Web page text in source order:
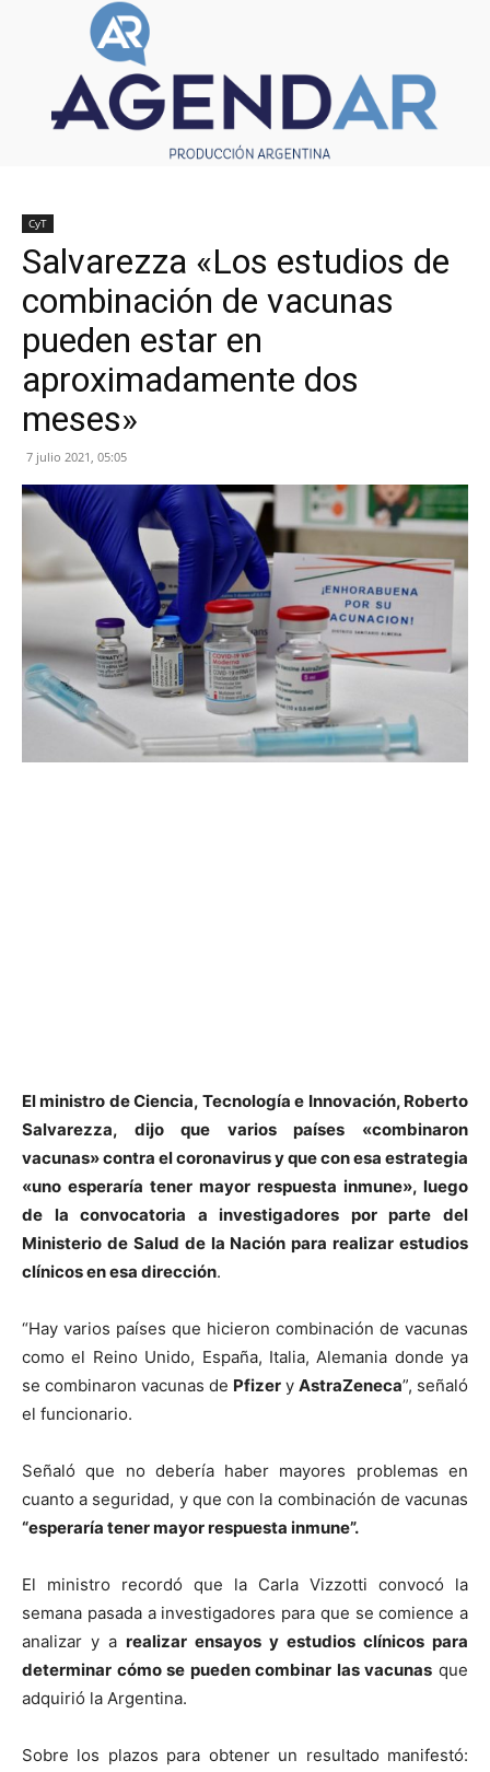
CyT
Salvarezza «Los estudios de
combinación de vacunas
pueden estar en
aproximadamente dos
meses»
7 julio 2021, 05:05
El ministro de Ciencia, Tecnología e Innovación, Roberto
Salvarezza, dijo que varios países «combinaron
vacunas» contra el coronavirus y que con esa estrategia
«uno esperaría tener mayor respuesta inmune», luego
de la convocatoria a investigadores por parte del
Ministerio de Salud de la Nación para realizar estudios
clínicos en esa dirección.
“Hay varios países que hicieron combinación de vacunas
como el Reino Unido, España, Italia, Alemania donde ya
se combinaron vacunas de Pfizer y AstraZeneca”, señaló
el funcionario.
Señaló que no debería haber mayores problemas en
cuanto a seguridad, y que con la combinación de vacunas
“esperaría tener mayor respuesta inmune”.
El ministro recordó que la Carla Vizzotti convocó la
semana pasada a investigadores para que se comience a
analizar y a realizar ensayos y estudios clínicos para
determinar cómo se pueden combinar las vacunas que
adquirió la Argentina.
Sobre los plazos para obtener un resultado manifestó: